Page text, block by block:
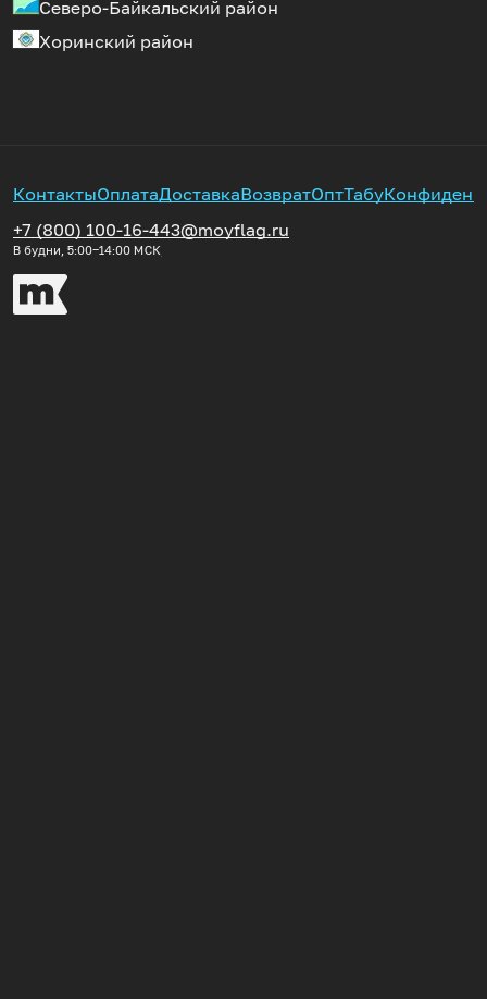
Северо-Байкальский район
Хоринский район
КонтактыОплатаДоставкаВозвратОптТабу
+7 (800) 100-16-44
В будни, 5:00‒14:00 МСК
3@moyflag.ru